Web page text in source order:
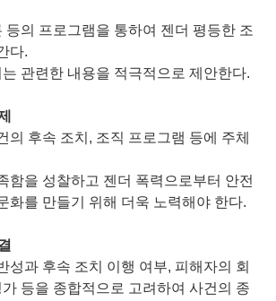
의 프로그램을 통하여 젠더 평등한 조
다.
관련한 내용을 적극적으로 제안한다.
후속 조치, 조직 프로그램 등에 주체
을 성찰하고 젠더 폭력으로부터 안전
화를 만들기 위해 더욱 노력해야 한다.
성과 후속 조치 이행 여부, 피해자의 회
등을 종합적으로 고려하여 사건의 종